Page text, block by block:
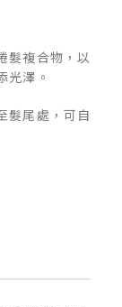
髮複合物，以
光澤。
髮尾處，可自